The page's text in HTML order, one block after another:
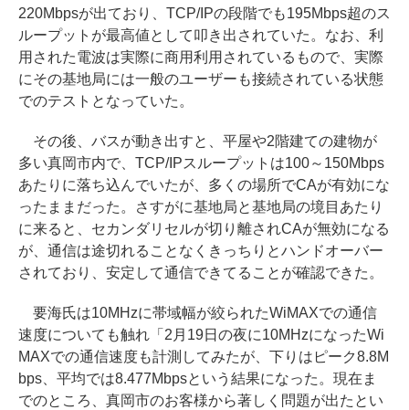
220Mbpsが出ており、TCP/IPの段階でも195Mbps超のス
ループットが最高値として叩き出されていた。なお、利
用された電波は実際に商用利用されているもので、実際
にその基地局には一般のユーザーも接続されている状態
でのテストとなっていた。
その後、バスが動き出すと、平屋や2階建ての建物が
多い真岡市内で、TCP/IPスループットは100～150Mbps
あたりに落ち込んでいたが、多くの場所でCAが有効にな
ったままだった。さすがに基地局と基地局の境目あたり
に来ると、セカンダリセルが切り離されCAが無効になる
が、通信は途切れることなくきっちりとハンドオーバー
されており、安定して通信できてることが確認できた。
要海氏は10MHzに帯域幅が絞られたWiMAXでの通信
速度についても触れ「2月19日の夜に10MHzになったWi
MAXでの通信速度も計測してみたが、下りはピーク8.8M
bps、平均では8.477Mbpsという結果になった。現在ま
でのところ、真岡市のお客様から著しく問題が出たとい